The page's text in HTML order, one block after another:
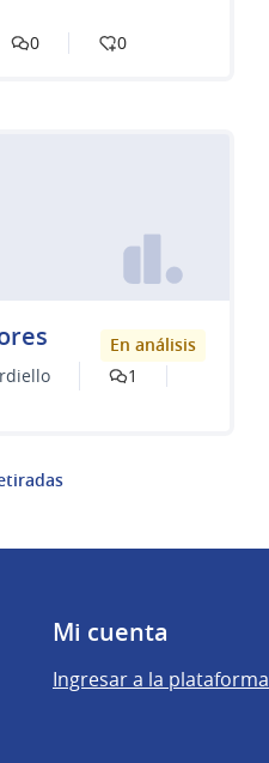
0 0
En análisis
1
Mi cuenta
Ingresar a la plataforma